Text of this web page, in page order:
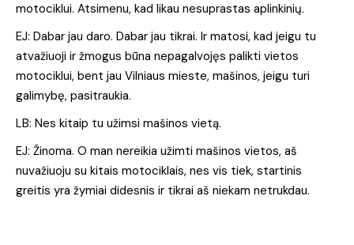
motociklui. Atsimenu, kad likau nesuprastas aplinkinių.
EJ: Dabar jau daro. Dabar jau tikrai. Ir matosi, kad jeigu tu
atvažiuoji ir žmogus būna nepagalvojęs palikti vietos
motociklui, bent jau Vilniaus mieste, mašinos, jeigu turi
galimybę, pasitraukia.
LB: Nes kitaip tu užimsi mašinos vietą.
EJ: Žinoma. O man nereikia užimti mašinos vietos, aš
nuvažiuoju su kitais motociklais, nes vis tiek, startinis
greitis yra žymiai didesnis ir tikrai aš niekam netrukdau.